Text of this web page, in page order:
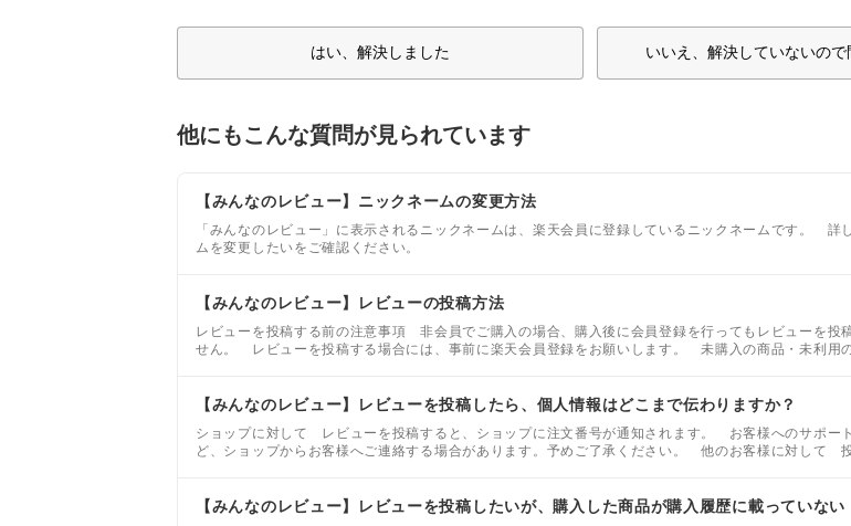
はい、解決しました いいえ、解決していないの
他にもこんな質問が見られています
【みんなのレビュー】ニックネームの変更方法
「みんなのレビュー」に表示されるニックネームは、楽天会員に登録しているニックネームです。 詳
ムを変更したいをご確認ください。
【みんなのレビュー】レビューの投稿方法
レビューを投稿する前の注意事項 非会員でご購入の場合、購入後に会員登録を行ってもレビューを投
せん。 レビューを投稿する場合には、事前に楽天会員登録をお願いします。 未購入の商品・未利用
【みんなのレビュー】レビューを投稿したら、個人情報はどこまで伝わりますか？
ショップに対して レビューを投稿すると、ショップに注文番号が通知されます。 お客様へのサポー
ど、ショップからお客様へご連絡する場合があります。予めご了承ください。 他のお客様に対して
【みんなのレビュー】レビューを投稿したいが、購入した商品が購入履歴に載っていない